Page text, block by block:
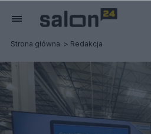
Strona główna Redakcja